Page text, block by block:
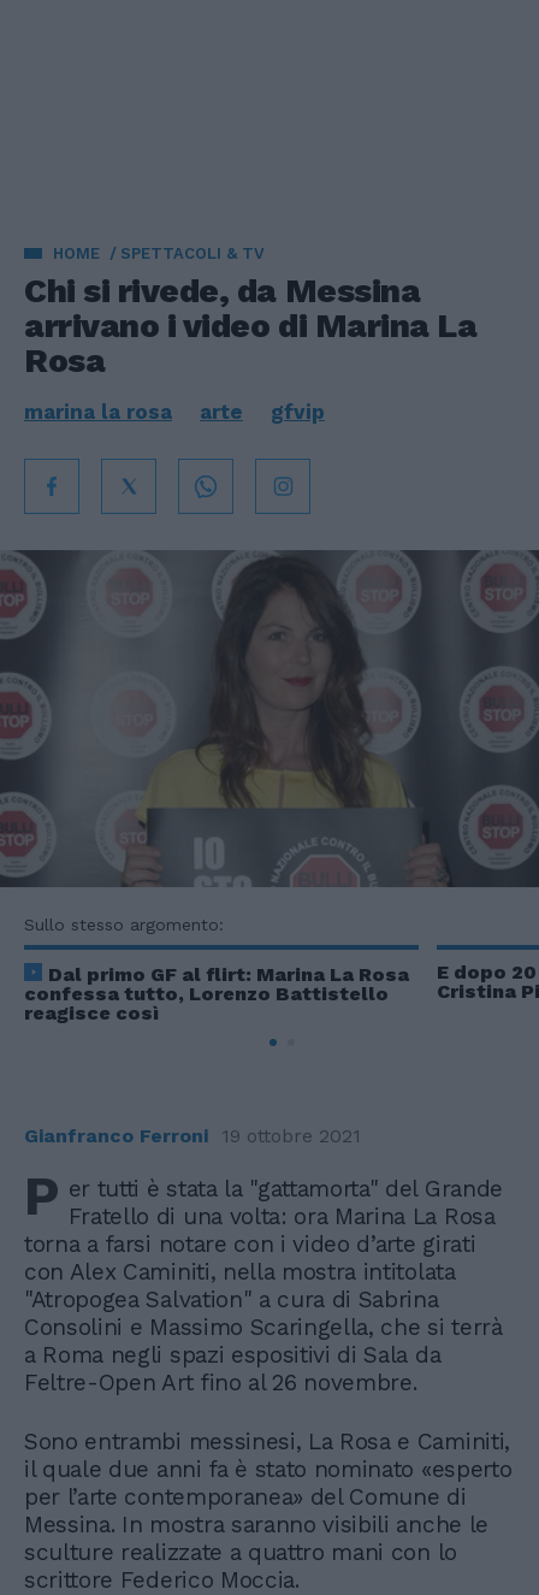
HOME SPETTACOLI & TV
Chi si rivede, da Messina
arrivano i video di Marina La
Rosa
marina la rosa arte gfvip
Sullo stesso argomento:
Dal primo GF al flirt: Marina La Rosa
confessa tutto, Lorenzo Battistello
reagisce così
E dopo
Cristina
Gianfranco Ferroni 19 ottobre 2021
P er tutti è stata la "gattamorta" del Grande
Fratello di una volta: ora Marina La Rosa
torna a farsi notare con i video d’arte girati
con Alex Caminiti, nella mostra intitolata
"Atropogea Salvation" a cura di Sabrina
Consolini e Massimo Scaringella, che si terrà
a Roma negli spazi espositivi di Sala da
Feltre-Open Art fino al 26 novembre.
Sono entrambi messinesi, La Rosa e Caminiti,
il quale due anni fa è stato nominato «esperto
per l’arte contemporanea» del Comune di
Messina. In mostra saranno visibili anche le
sculture realizzate a quattro mani con lo
scrittore Federico Moccia.